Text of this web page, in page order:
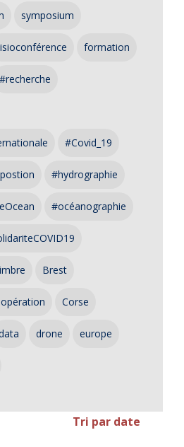
symposium
formation
#recherche
#Covid_19
#hydrographie
#océanographie
Brest
Corse
drone europe
Tri par date